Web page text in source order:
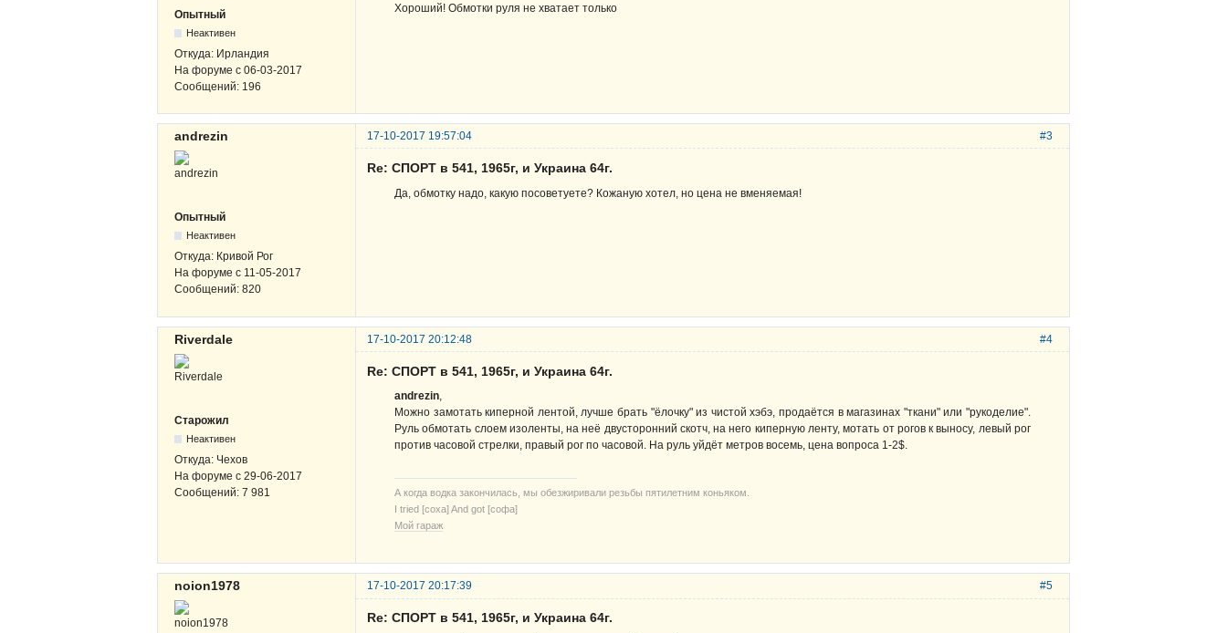
Опытный
Неактивен
Откуда: Ирландия
На форуме с 06-03-2017
Сообщений: 196
Хороший! Обмотки руля не хватает только
#3
andrezin 17-10-2017 19:57:04
Опытный
Неактивен
Откуда: Кривой Рог
На форуме с 11-05-2017
Сообщений: 820
Re: СПОРТ в 541, 1965г, и Украина 64г.
Да, обмотку надо, какую посоветуете? Кожаную хотел, но цена не вменяемая!
#4
Riverdale 17-10-2017 20:12:48
Старожил
Неактивен
Откуда: Чехов
На форуме с 29-06-2017
Сообщений: 7 981
Re: СПОРТ в 541, 1965г, и Украина 64г.
andrezin,
Можно замотать киперной лентой, лучше брать "ёлочку" из чистой хэбэ, продаётся в магазинах "ткани" или "рукоделие".
Руль обмотать слоем изоленты, на неё двусторонний скотч, на него киперную ленту, мотать от рогов к выносу, левый рог
против часовой стрелки, правый рог по часовой. На руль уйдёт метров восемь, цена вопроса 1-2$.
А когда водка закончилась, мы обезжиривали резьбы пятилетним коньяком.
I tried [соха] And got [софа]
Мой гараж
#5
noion1978 17-10-2017 20:17:39
Re: СПОРТ в 541, 1965г, и Украина 64г.